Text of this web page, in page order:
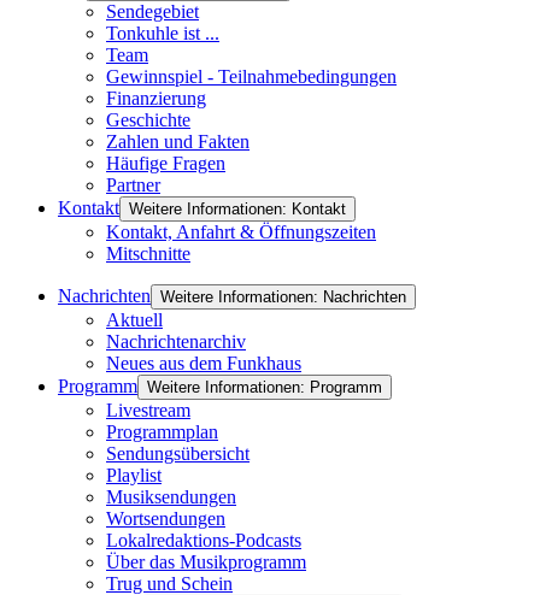
Sendegebiet
Tonkuhle ist ...
Team
Gewinnspiel - Teilnahmebedingungen
Finanzierung
Geschichte
Zahlen und Fakten
Häufige Fragen
Partner
Kontakt Weitere Informationen: Kontakt
Kontakt, Anfahrt & Öffnungszeiten
Mitschnitte
Nachrichten Weitere Informationen: Nachrichten
Aktuell
Nachrichtenarchiv
Neues aus dem Funkhaus
Programm Weitere Informationen: Programm
Livestream
Programmplan
Sendungsübersicht
Playlist
Musiksendungen
Wortsendungen
Lokalredaktions-Podcasts
Über das Musikprogramm
Trug und Schein